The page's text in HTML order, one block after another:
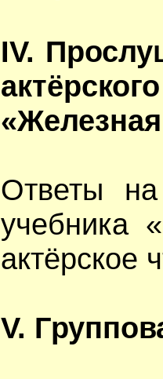
IV.
Ответы
учебника
актёрское
V.